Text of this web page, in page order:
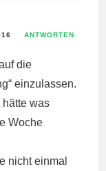
ANTWORTEN
die
einzulassen.
hätte was
Woche
nicht einmal